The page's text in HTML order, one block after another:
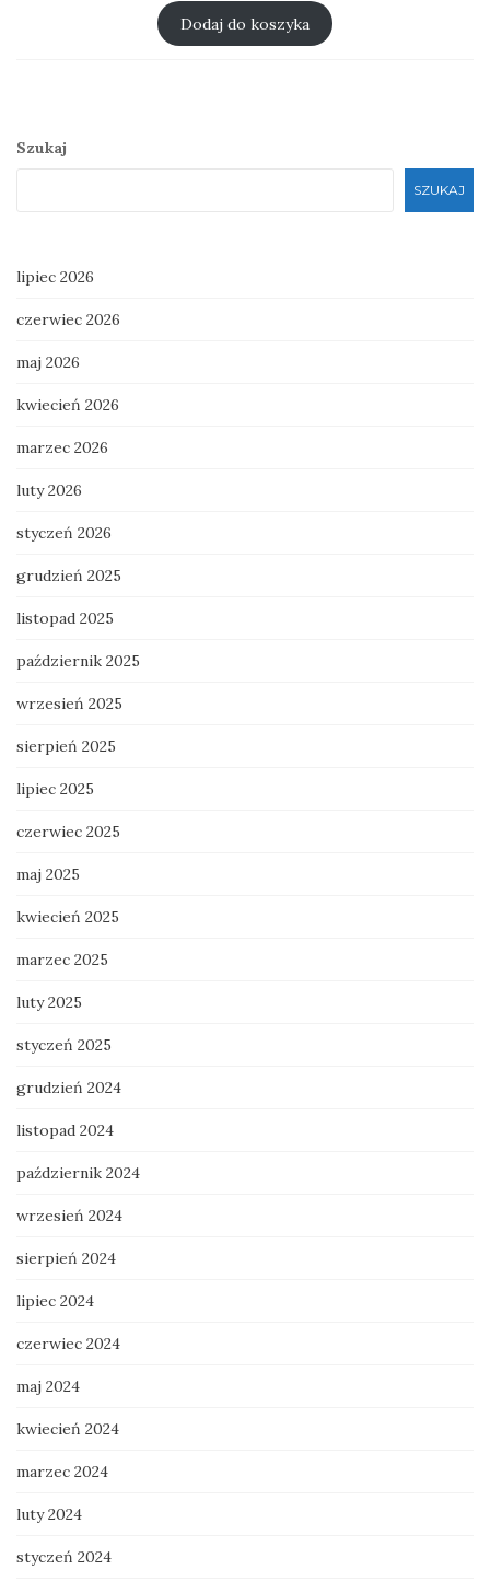
wynosiła:
zł 30.00.
wynosi:
zł 25.00.
Dodaj do koszyka
Szukaj
SZUKAJ
lipiec 2026
czerwiec 2026
maj 2026
kwiecień 2026
marzec 2026
luty 2026
styczeń 2026
grudzień 2025
listopad 2025
październik 2025
wrzesień 2025
sierpień 2025
lipiec 2025
czerwiec 2025
maj 2025
kwiecień 2025
marzec 2025
luty 2025
styczeń 2025
grudzień 2024
listopad 2024
październik 2024
wrzesień 2024
sierpień 2024
lipiec 2024
czerwiec 2024
maj 2024
kwiecień 2024
marzec 2024
luty 2024
styczeń 2024